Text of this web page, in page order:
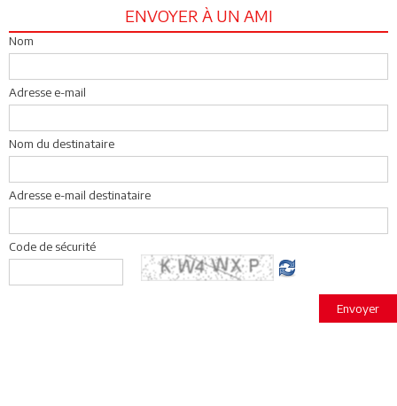
ENVOYER À UN AMI
Nom
Adresse e-mail
Nom du destinataire
Adresse e-mail destinataire
Code de sécurité
Envoyer